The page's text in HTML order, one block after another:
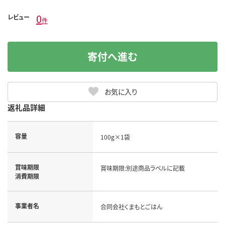
レビュー 0件
お気に入り
寄付へ進む
返礼品詳細
容量 100g×1袋
賞味期限
消費期限
賞味期限:別途商品ラベルに記載
事業者名 合同会社くまもとごはん